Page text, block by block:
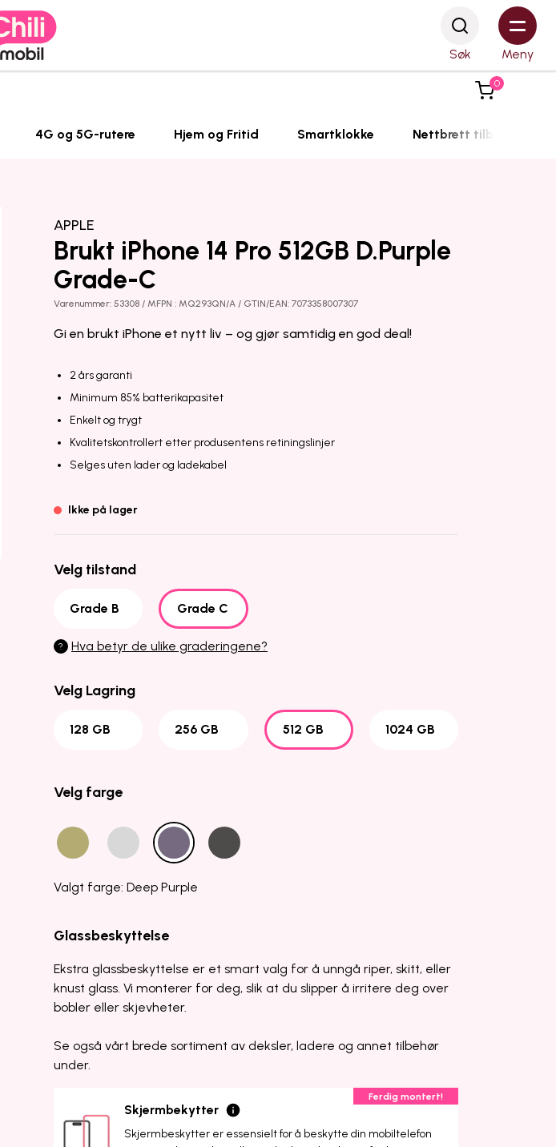
Søk Meny
0
4G og 5G-rutere Hjem og Fritid Smartklokke Nettbrett tilbehør
APPLE
Brukt iPhone 14 Pro 512GB D.Purple
Grade-C
Varenummer: 53308 / MFPN : MQ293QN/A / GTIN/EAN: 7073358007307
Gi en brukt iPhone et nytt liv – og gjør samtidig en god deal!
2 års garanti
Minimum 85% batterikapasitet
Enkelt og trygt
Kvalitetskontrollert etter produsentens retiningslinjer
Selges uten lader og ladekabel
Ikke på lager
Velg tilstand
Grade B Grade C
? Hva betyr de ulike graderingene?
Velg Lagring
128 GB 256 GB 512 GB 1024 GB
Velg farge
Valgt farge: Deep Purple
Glassbeskyttelse
Ekstra glassbeskyttelse er et smart valg for å unngå riper, skitt, eller
knust glass. Vi monterer for deg, slik at du slipper å irritere deg over
bobler eller skjevheter.
Se også vårt brede sortiment av deksler, ladere og annet tilbehør
under.
Skjermbekytter
Skjermbeskytter er essensielt for å beskytte din mobiltelefon
Ferdig montert!